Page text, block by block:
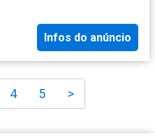
Infos do anúncio
4 5 >